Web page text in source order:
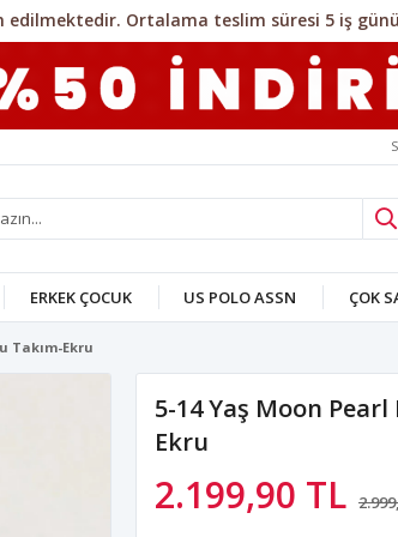
ERKEK ÇOCUK US POLO ASSN ÇOK
Takım-Ekru
5-14 Yaş Moon
Ekru
2.199,90 TL